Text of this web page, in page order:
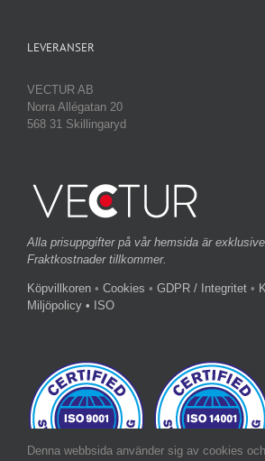
LEVERANSER
VECTUR AB
Norra Allégatan 20
568 31 Skillingaryd
Alla prisuppgifter på vår hemsida är
Fraktkostnader tillkommer.
Köpvillkoren • Cookies • GDPR / Integritet •
Miljöpolicy • ISO
Denna webbsida använder sig av cookies